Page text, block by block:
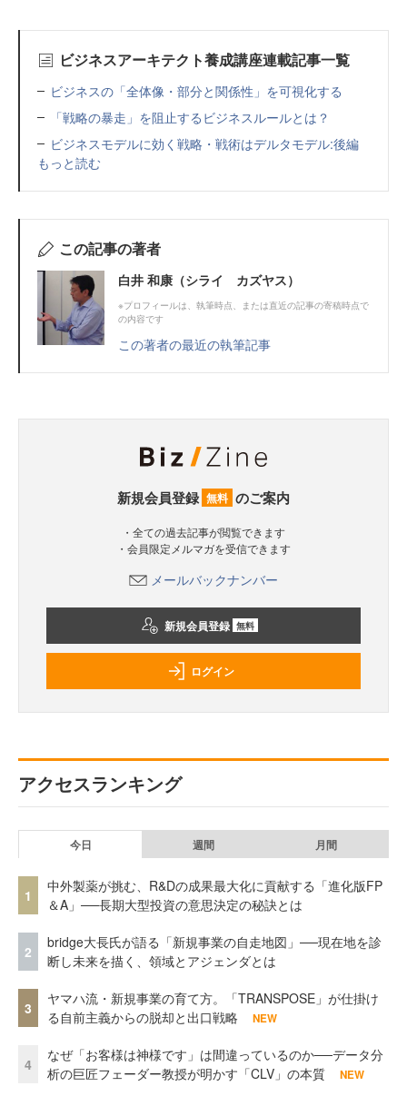
ビジネスアーキテクト養成講座連載記事一覧
ビジネスの「全体像・部分と関係性」を可視化する
「戦略の暴走」を阻止するビジネスルールとは？
ビジネスモデルに効く戦略・戦術はデルタモデル:後編
もっと読む
この記事の著者
白井 和康（シライ カズヤス）
※プロフィールは、執筆時点、または直近の記事の寄稿時点で
の内容です
この著者の最近の執筆記事
新規会員登録 無料 のご案内
・全ての過去記事が閲覧できます
・会員限定メルマガを受信できます
メールバックナンバー
新規会員登録 無料
ログイン
アクセスランキング
今日 週間 月間
1
中外製薬が挑む、R&Dの成果最大化に貢献する「進化版FP
＆A」──長期大型投資の意思決定の秘訣とは
2
bridge大長氏が語る「新規事業の自走地図」──現在地を診
断し未来を描く、領域とアジェンダとは
3
ヤマハ流・新規事業の育て方。「TRANSPOSE」が仕掛け
る自前主義からの脱却と出口戦略
NEW
4
なぜ「お客様は神様です」は間違っているのか──データ分
析の巨匠フェーダー教授が明かす「CLV」の本質
NEW